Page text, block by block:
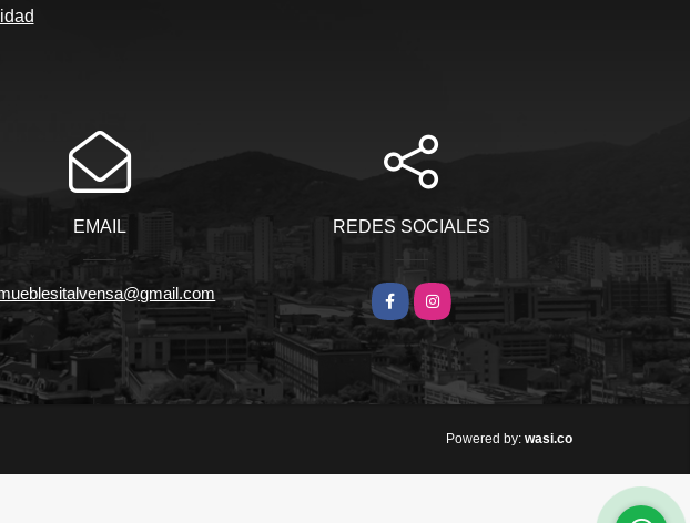
EMAIL REDES SOCIALES
FacebookInstagram
Powered by: wasi.co